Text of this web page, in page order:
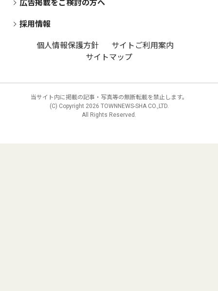
広告掲載をご検討の方へ
採用情報
個人情報保護方針
サイトご利用案内
サイトマップ
当サイト内に掲載の記事・写真等の無断転載を禁止します。
(C) Copyright 2026 TOWNNEWS-SHA CO.,LTD.
All Rights Reserved.